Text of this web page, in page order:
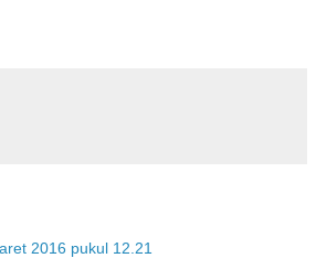
2016 pukul 12.21